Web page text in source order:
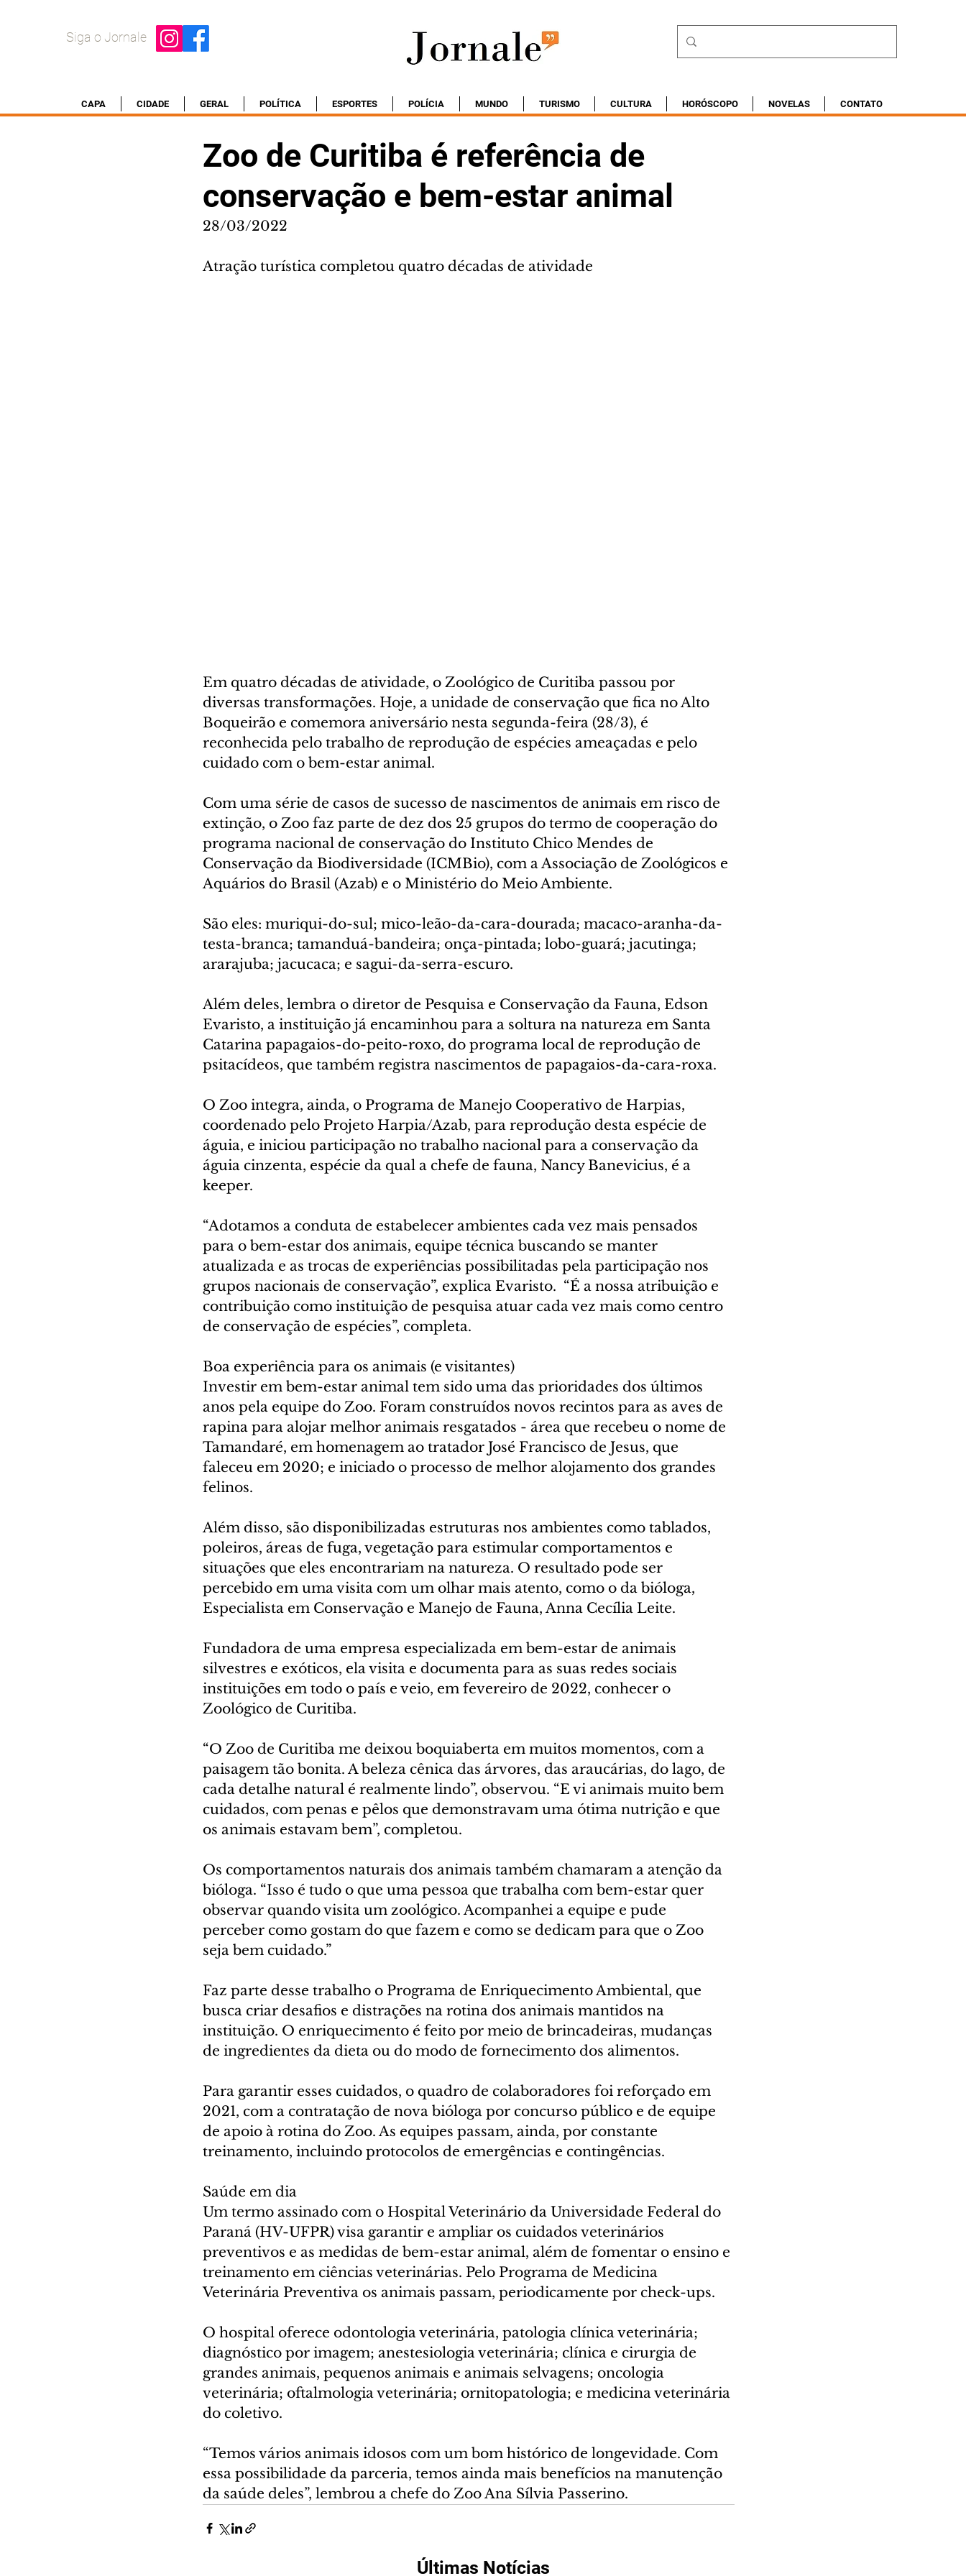
Siga o Jornale
CAPA CIDADE GERAL POLÍTICA ESPORTES POLÍCIA MUNDO TURISMO CULTURA HORÓSCOPO NOVELAS CONTATO
Zoo de Curitiba é referência de
conservação e bem-estar animal
28/03/2022
Atração turística completou quatro décadas de atividade
Em quatro décadas de atividade, o Zoológico de Curitiba passou por
diversas transformações. Hoje, a unidade de conservação que fica no Alto
Boqueirão e comemora aniversário nesta segunda-feira (28/3), é
reconhecida pelo trabalho de reprodução de espécies ameaçadas e pelo
cuidado com o bem-estar animal.
Com uma série de casos de sucesso de nascimentos de animais em risco de
extinção, o Zoo faz parte de dez dos 25 grupos do termo de cooperação do
programa nacional de conservação do Instituto Chico Mendes de
Conservação da Biodiversidade (ICMBio), com a Associação de Zoológicos e
Aquários do Brasil (Azab) e o Ministério do Meio Ambiente.
São eles: muriqui-do-sul; mico-leão-da-cara-dourada; macaco-aranha-da-
testa-branca; tamanduá-bandeira; onça-pintada; lobo-guará; jacutinga;
ararajuba; jacucaca; e sagui-da-serra-escuro.
Além deles, lembra o diretor de Pesquisa e Conservação da Fauna, Edson
Evaristo, a instituição já encaminhou para a soltura na natureza em Santa
Catarina papagaios-do-peito-roxo, do programa local de reprodução de
psitacídeos, que também registra nascimentos de papagaios-da-cara-roxa.
O Zoo integra, ainda, o Programa de Manejo Cooperativo de Harpias,
coordenado pelo Projeto Harpia/Azab, para reprodução desta espécie de
águia, e iniciou participação no trabalho nacional para a conservação da
águia cinzenta, espécie da qual a chefe de fauna, Nancy Banevicius, é a
keeper.
“Adotamos a conduta de estabelecer ambientes cada vez mais pensados
para o bem-estar dos animais, equipe técnica buscando se manter
atualizada e as trocas de experiências possibilitadas pela participação nos
grupos nacionais de conservação”, explica Evaristo.  “É a nossa atribuição e
contribuição como instituição de pesquisa atuar cada vez mais como centro
de conservação de espécies”, completa.
Boa experiência para os animais (e visitantes)
Investir em bem-estar animal tem sido uma das prioridades dos últimos
anos pela equipe do Zoo. Foram construídos novos recintos para as aves de
rapina para alojar melhor animais resgatados - área que recebeu o nome de
Tamandaré, em homenagem ao tratador José Francisco de Jesus, que
faleceu em 2020; e iniciado o processo de melhor alojamento dos grandes
felinos.
Além disso, são disponibilizadas estruturas nos ambientes como tablados,
poleiros, áreas de fuga, vegetação para estimular comportamentos e
situações que eles encontrariam na natureza. O resultado pode ser
percebido em uma visita com um olhar mais atento, como o da bióloga,
Especialista em Conservação e Manejo de Fauna, Anna Cecília Leite.
Fundadora de uma empresa especializada em bem-estar de animais
silvestres e exóticos, ela visita e documenta para as suas redes sociais
instituições em todo o país e veio, em fevereiro de 2022, conhecer o
Zoológico de Curitiba.
“O Zoo de Curitiba me deixou boquiaberta em muitos momentos, com a
paisagem tão bonita. A beleza cênica das árvores, das araucárias, do lago, de
cada detalhe natural é realmente lindo”, observou. “E vi animais muito bem
cuidados, com penas e pêlos que demonstravam uma ótima nutrição e que
os animais estavam bem”, completou.
Os comportamentos naturais dos animais também chamaram a atenção da
bióloga. “Isso é tudo o que uma pessoa que trabalha com bem-estar quer
observar quando visita um zoológico. Acompanhei a equipe e pude
perceber como gostam do que fazem e como se dedicam para que o Zoo
seja bem cuidado.”
Faz parte desse trabalho o Programa de Enriquecimento Ambiental, que
busca criar desafios e distrações na rotina dos animais mantidos na
instituição. O enriquecimento é feito por meio de brincadeiras, mudanças
de ingredientes da dieta ou do modo de fornecimento dos alimentos.
Para garantir esses cuidados, o quadro de colaboradores foi reforçado em
2021, com a contratação de nova bióloga por concurso público e de equipe
de apoio à rotina do Zoo. As equipes passam, ainda, por constante
treinamento, incluindo protocolos de emergências e contingências.
Saúde em dia
Um termo assinado com o Hospital Veterinário da Universidade Federal do
Paraná (HV-UFPR) visa garantir e ampliar os cuidados veterinários
preventivos e as medidas de bem-estar animal, além de fomentar o ensino e
treinamento em ciências veterinárias. Pelo Programa de Medicina
Veterinária Preventiva os animais passam, periodicamente por check-ups.
O hospital oferece odontologia veterinária, patologia clínica veterinária;
diagnóstico por imagem; anestesiologia veterinária; clínica e cirurgia de
grandes animais, pequenos animais e animais selvagens; oncologia
veterinária; oftalmologia veterinária; ornitopatologia; e medicina veterinária
do coletivo.
“Temos vários animais idosos com um bom histórico de longevidade. Com
essa possibilidade da parceria, temos ainda mais benefícios na manutenção
da saúde deles”, lembrou a chefe do Zoo Ana Sílvia Passerino.
Últimas Notícias